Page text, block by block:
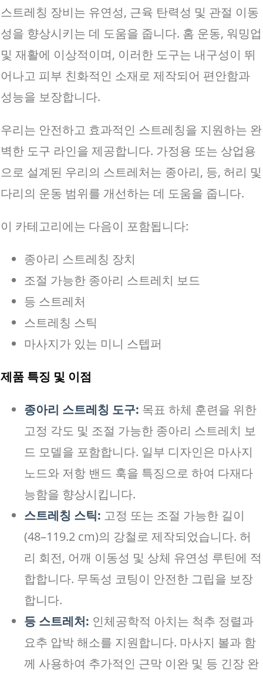
스트레칭 장비는 유연성, 근육 탄력성 및 관절 이동
성을 향상시키는 데 도움을 줍니다. 홈 운동, 워밍업
및 재활에 이상적이며, 이러한 도구는 내구성이 뛰
어나고 피부 친화적인 소재로 제작되어 편안함과
성능을 보장합니다.
우리는 안전하고 효과적인 스트레칭을 지원하는 완
벽한 도구 라인을 제공합니다. 가정용 또는 상업용
으로 설계된 우리의 스트레처는 종아리, 등, 허리 및
다리의 운동 범위를 개선하는 데 도움을 줍니다.
이 카테고리에는 다음이 포함됩니다:
종아리 스트레칭 장치
조절 가능한 종아리 스트레치 보드
등 스트레처
스트레칭 스틱
마사지가 있는 미니 스텝퍼
제품 특징 및 이점
종아리 스트레칭 도구: 목표 하체 훈련을 위한
고정 각도 및 조절 가능한 종아리 스트레치 보
드 모델을 포함합니다. 일부 디자인은 마사지
노드와 저항 밴드 훅을 특징으로 하여 다재다
능함을 향상시킵니다.
스트레칭 스틱: 고정 또는 조절 가능한 길이
(48–119.2 cm)의 강철로 제작되었습니다. 허
리 회전, 어깨 이동성 및 상체 유연성 루틴에 적
합합니다. 무독성 코팅이 안전한 그립을 보장
합니다.
등 스트레처: 인체공학적 아치는 척추 정렬과
요추 압박 해소를 지원합니다. 마사지 볼과 함
께 사용하여 추가적인 근막 이완 및 등 긴장 완